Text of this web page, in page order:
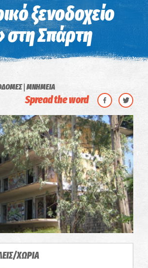
ενδέχεται να υπόκειται σε πνευματικά δικαιώματα Όροι
ξενοδοχείο
στη Σπάρτη
|ΜΝΗΜΕΙΑ
Spread the word
ΧΩΡΙΑ